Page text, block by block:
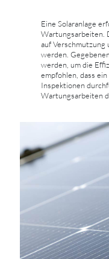
Eine Solaranlage
Wartungsarbeiten.
auf Verschmutzung
werden.
werden, um die
empfohlen, dass
Inspektionen
Wartungsarbeiten